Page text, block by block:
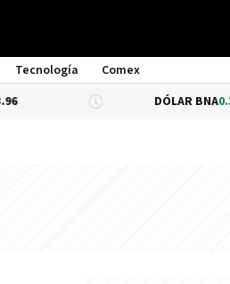
Tecnología
Comex
DÓLAR BNA 0.34%$1,520.00